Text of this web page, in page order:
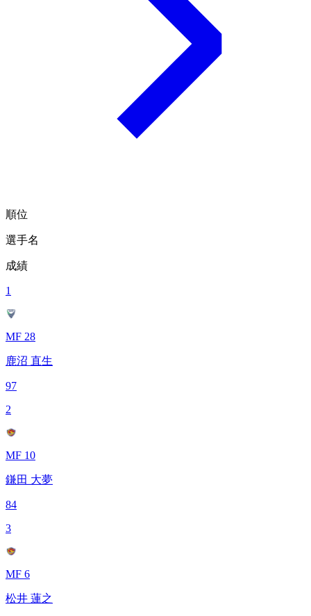
順位
選手名
成績
1
MF 28
鹿沼 直生
97
2
MF 10
鎌田 大夢
84
3
MF 6
松井 蓮之